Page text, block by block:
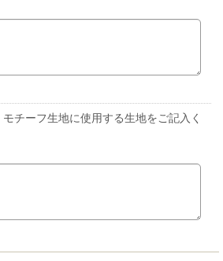
チーフ生地に使用する生地をご記入く